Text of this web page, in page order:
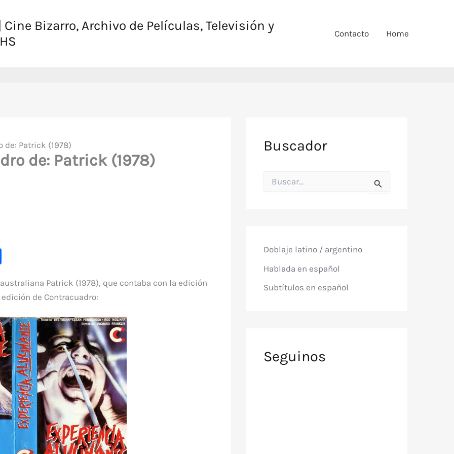
Cine Bizarro, Archivo de Películas, Televisión y
Contacto Home
de: Patrick (1978)
de: Patrick (1978)
C
m
p
ar
ti
r
Patrick (1978), que contaba con la edición
edición de Contracuadro:
Buscador
o
:
Doblaje latino / argentino
Hablada en español
Subtítulos en español
Seguinos